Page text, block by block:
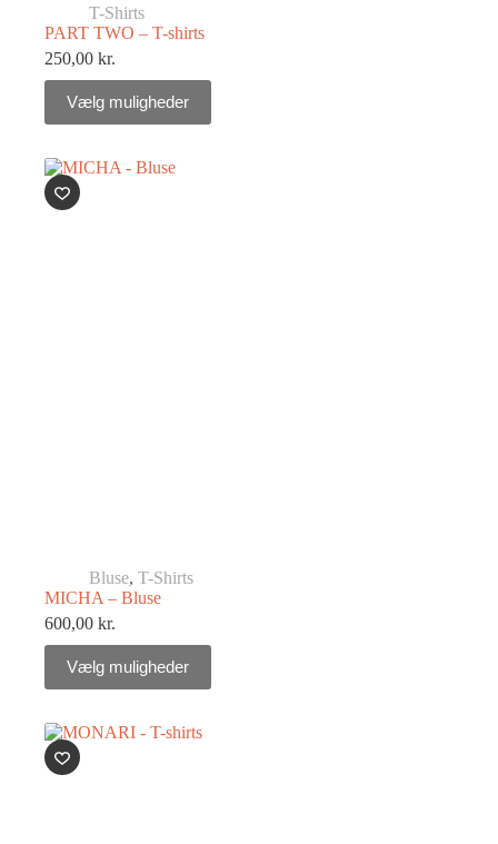
T-Shirts
PART TWO – T-shirts
250,00 kr.
Vælg muligheder
Bluse, T-Shirts
MICHA – Bluse
600,00 kr.
Vælg muligheder